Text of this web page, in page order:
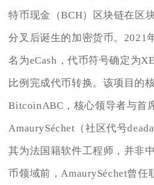
特币现金（BCH）区块链在区
分叉后诞生的加密货币。2021
名为eCash，代币符号确定为
比例完成代币转换。该项目的
BitcoinABC，核心领导者与首
AmaurySéchet（社区代号
其为法国籍软件工程师，并非
币领域前，AmaurySéchet曾任